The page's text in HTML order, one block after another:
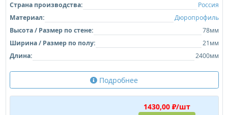
Страна производства:
Россия
Материал:
Дюропрофиль
Высота / Размер по стене:
78мм
Ширина / Размер по полу:
21мм
Длина:
2400мм
Подробнее
1430,00 ₽/шт